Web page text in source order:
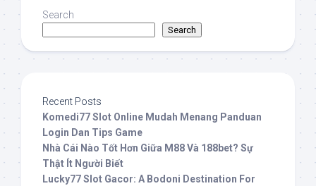
Search
Search
Recent Posts
Komedi77 Slot Online Mudah Menang Panduan
Login Dan Tips Game
Nhà Cái Nào Tốt Hơn Giữa M88 Và 188bet? Sự
Thật Ít Người Biết
Lucky77 Slot Gacor: A Bodoni Destination For